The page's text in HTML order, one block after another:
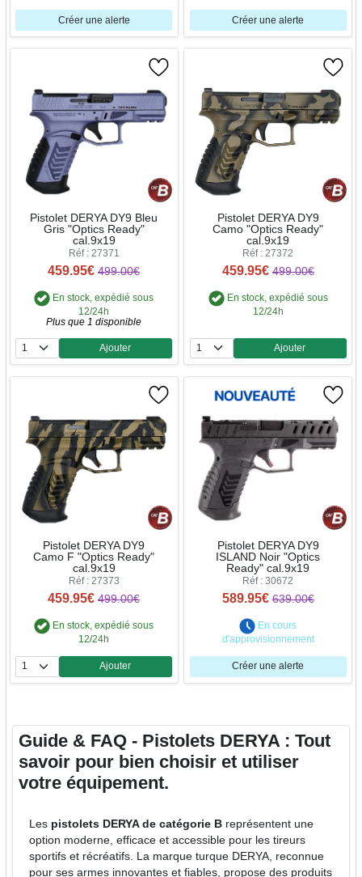
Créer une alerte Créer une alerte
Pistolet DERYA DY9 Bleu
Gris "Optics Ready"
cal.9x19
Réf : 27371
459.95€ 499.00€
En stock, expédié sous
12/24h
Plus que 1 disponible
Quantité
Ajouter
Pistolet DERYA DY9
Camo "Optics Ready"
cal.9x19
Réf : 27372
459.95€ 499.00€
En stock, expédié sous
12/24h
Quantité
Ajouter
Pistolet DERYA DY9
Camo F "Optics Ready"
cal.9x19
Réf : 27373
459.95€ 499.00€
En stock, expédié sous
12/24h
Quantité
Ajouter
Pistolet DERYA DY9
ISLAND Noir "Optics
Ready" cal.9x19
Réf : 30672
589.95€ 639.00€
En cours
d'approvisionnement
Créer une alerte
Guide & FAQ - Pistolets DERYA : Tout
savoir pour bien choisir et utiliser
votre équipement.
Les pistolets DERYA de catégorie B représentent une
option moderne, efficace et accessible pour les tireurs
sportifs et récréatifs. La marque turque DERYA, reconnue
pour ses armes innovantes et fiables, propose des produits